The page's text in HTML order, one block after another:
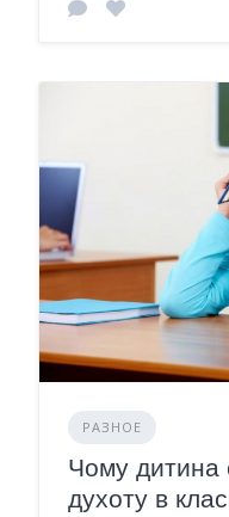
РАЗНОЕ
Чому дитина
духоту в